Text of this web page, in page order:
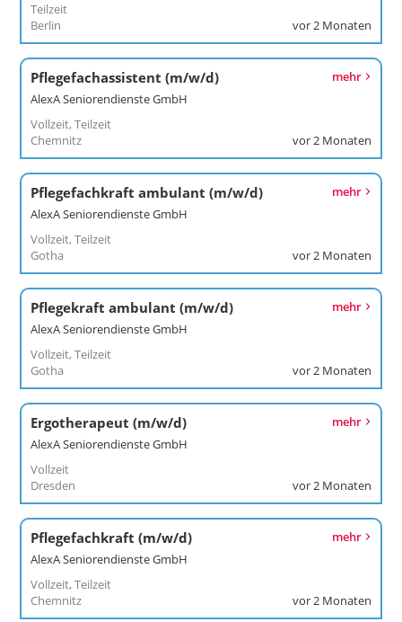
Teilzeit
Berlin
vor 2 Monaten
Pflegefachassistent (m/w/d)
AlexA Seniorendienste GmbH
Vollzeit, Teilzeit
Chemnitz
mehr
vor 2 Monaten
Pflegefachkraft ambulant (m/w/d)
AlexA Seniorendienste GmbH
Vollzeit, Teilzeit
Gotha
mehr
vor 2 Monaten
Pflegekraft ambulant (m/w/d)
AlexA Seniorendienste GmbH
Vollzeit, Teilzeit
Gotha
mehr
vor 2 Monaten
Ergotherapeut (m/w/d)
AlexA Seniorendienste GmbH
Vollzeit
Dresden
mehr
vor 2 Monaten
Pflegefachkraft (m/w/d)
AlexA Seniorendienste GmbH
Vollzeit, Teilzeit
Chemnitz
mehr
vor 2 Monaten